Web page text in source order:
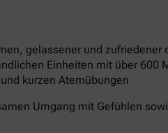
gelassener und zufriedener
Einheiten mit über
kurzen Atemübungen
Umgang mit Gefühlen